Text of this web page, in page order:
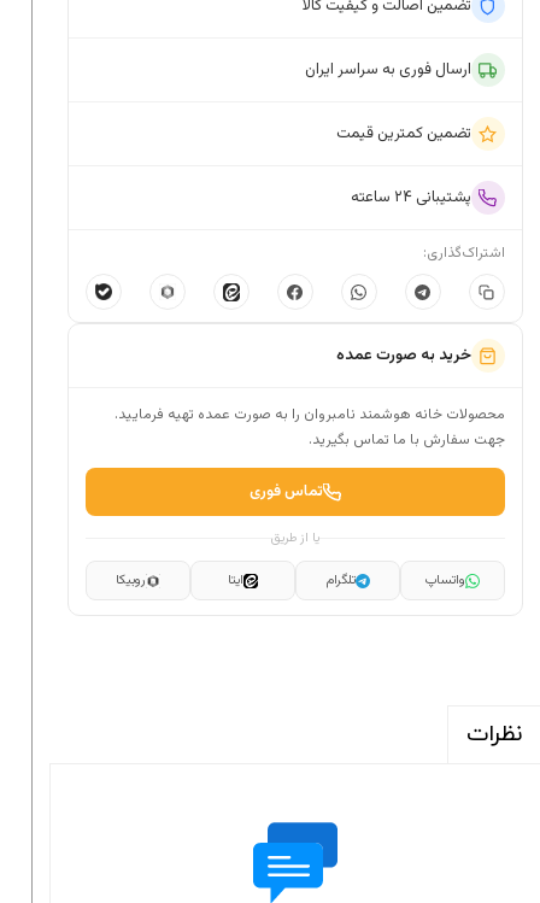
تضمین اصالت و کیفیت کالا
ارسال فوری به سراسر ایران
تضمین کمترین قیمت
پشتیبانی ۲۴ ساعته
اشتراک‌گذاری:
خرید به صورت عمده
محصولات خانه هوشمند نامبروان را به صورت عمده تهیه فرمایید.
جهت سفارش با ما تماس بگیرید.
تماس فوری
یا از طریق
واتساپ تلگرام ایتا روبیکا
نظرات